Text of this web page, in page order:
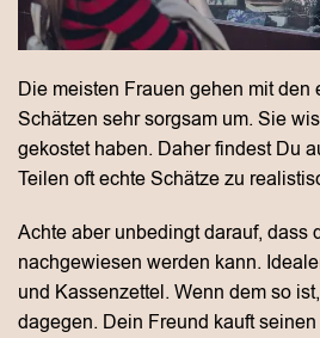
Die meisten Frauen gehen mit den
Schätzen sehr sorgsam um. Sie
gekostet haben. Daher findest Du
Teilen oft echte Schätze zu
Achte aber unbedingt darauf, dass
nachgewiesen werden kann.
und Kassenzettel. Wenn dem so
dagegen. Dein Freund kauft